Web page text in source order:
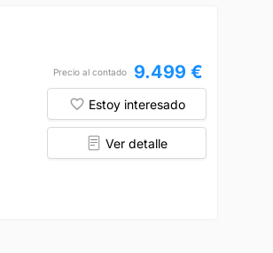
Precio al contado 9.499 €
Estoy interesado
Ver detalle